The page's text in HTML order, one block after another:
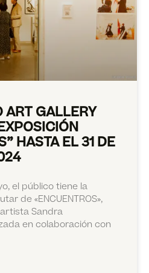
ART GALLERY
HASTA EL 31 DE
el público tiene la
de «ENCUENTROS»,
Sandra
en colaboración con